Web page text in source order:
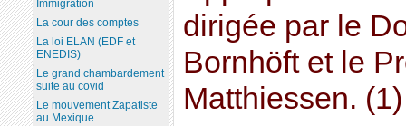
dirigée par le
Bornhöft et le
Matthiessen. (1)
Immigration
La cour des comptes
La loi ELAN (EDF et
ENEDIS)
Le grand chambardement
suite au covid
Le mouvement Zapatiste
au Mexique